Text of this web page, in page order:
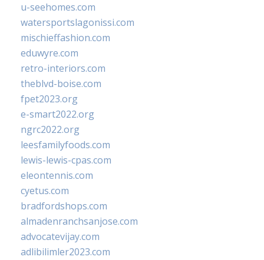
u-seehomes.com
watersportslagonissi.com
mischieffashion.com
eduwyre.com
retro-interiors.com
theblvd-boise.com
fpet2023.org
e-smart2022.org
ngrc2022.org
leesfamilyfoods.com
lewis-lewis-cpas.com
eleontennis.com
cyetus.com
bradfordshops.com
almadenranchsanjose.com
advocatevijay.com
adlibilimler2023.com